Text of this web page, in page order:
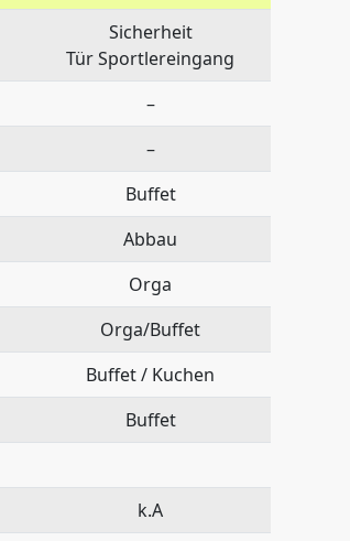
Sicherheit
Tür Sportlereingang
–
–
Buffet
Abbau
Orga
Orga/Buffet
Buffet / Kuchen
Buffet
k.A